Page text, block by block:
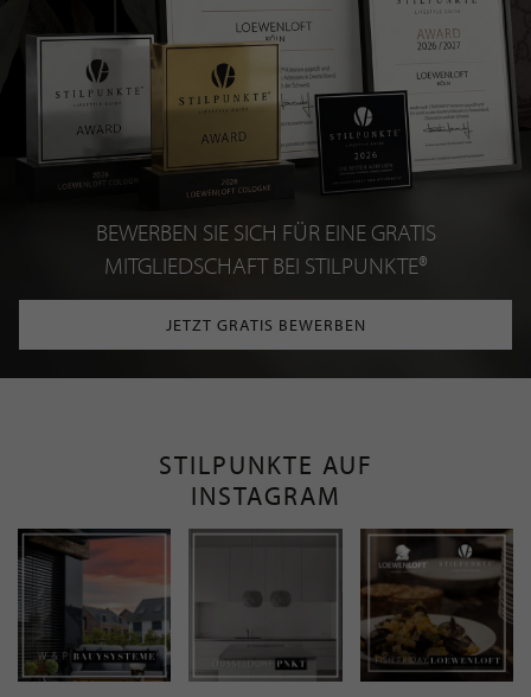
BEWERBEN SIE SICH FÜR EINE GRATIS
MITGLIEDSCHAFT BEI STILPUNKTE®
JETZT GRATIS BEWERBEN
STILPUNKTE AUF
INSTAGRAM